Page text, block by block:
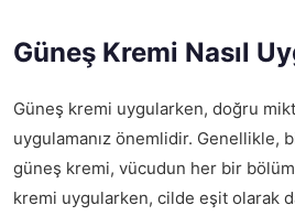
Güneş Kremi Nasıl
Güneş kremi uygularken, doğru
uygulamanız önemlidir. Genellikle,
güneş kremi, vücudun her bir
kremi uygularken, cilde eşit olarak